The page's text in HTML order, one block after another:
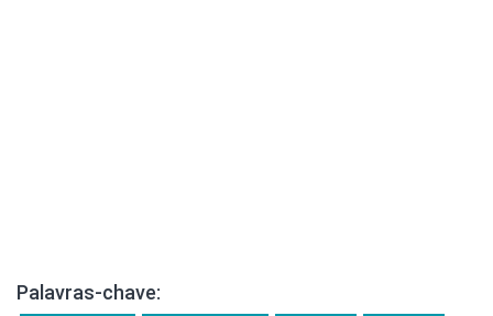
Palavras-chave: